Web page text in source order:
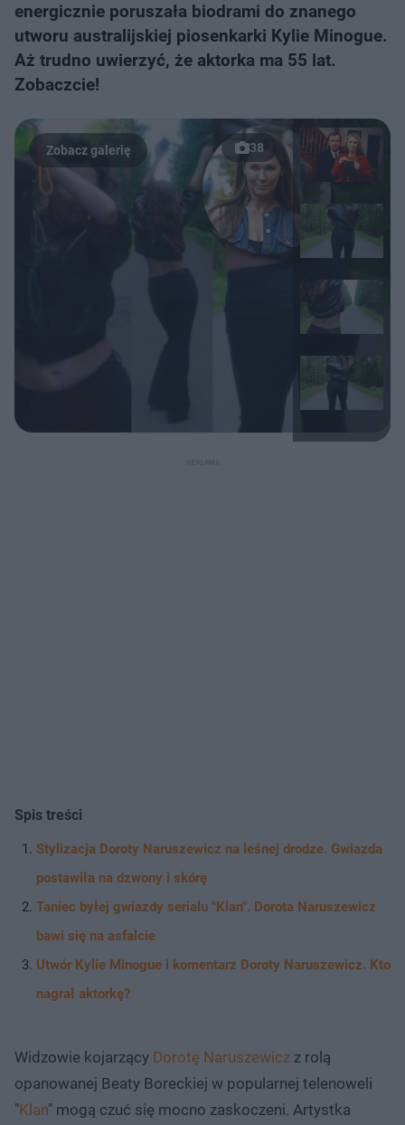
energicznie poruszała biodrami do znanego
utworu australijskiej piosenkarki Kylie Minogue.
Aż trudno uwierzyć, że aktorka ma 55 lat.
Zobaczcie!
38
Spis treści
Stylizacja Doroty Naruszewicz na leśnej drodze. Gwiazda
postawiła na dzwony i skórę
Taniec byłej gwiazdy serialu "Klan". Dorota Naruszewicz
bawi się na asfalcie
Utwór Kylie Minogue i komentarz Doroty Naruszewicz. Kto
nagrał aktorkę?
Widzowie kojarzący Dorotę Naruszewicz z rolą
opanowanej Beaty Boreckiej w popularnej telenoweli
"Klan" mogą czuć się mocno zaskoczeni. Artystka